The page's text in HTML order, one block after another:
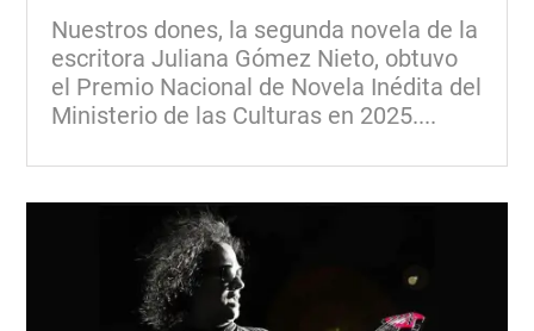
Nuestros dones, la segunda novela de la
escritora Juliana Gómez Nieto, obtuvo
el Premio Nacional de Novela Inédita del
Ministerio de las Culturas en 2025....